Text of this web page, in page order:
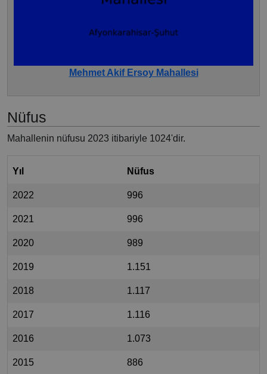
Mehmet Akif Ersoy Mahallesi
Nüfus
Mahallenin nüfusu 2023 itibariyle 1024'dir.
Yıl Nüfus
2022 996
2021 996
2020 989
2019 1.151
2018 1.117
2017 1.116
2016 1.073
2015 886